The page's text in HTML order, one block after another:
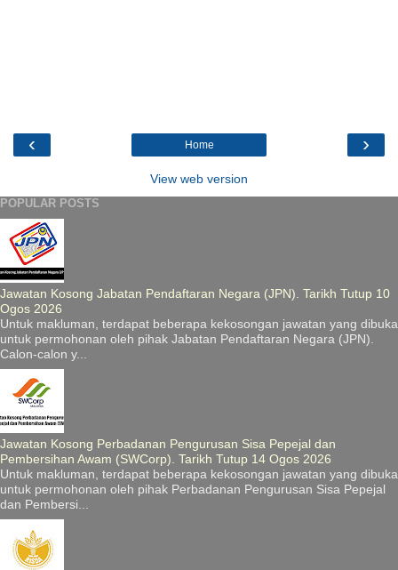
‹ ›
Home
View web version
POPULAR POSTS
Jawatan Kosong Jabatan Pendaftaran Negara (JPN). Tarikh Tutup 10
Ogos 2026
Untuk makluman, terdapat beberapa kekosongan jawatan yang dibuka
untuk permohonan oleh pihak Jabatan Pendaftaran Negara (JPN).
Calon-calon y...
Jawatan Kosong Perbadanan Pengurusan Sisa Pepejal dan
Pembersihan Awam (SWCorp). Tarikh Tutup 14 Ogos 2026
Untuk makluman, terdapat beberapa kekosongan jawatan yang dibuka
untuk permohonan oleh pihak Perbadanan Pengurusan Sisa Pepejal
dan Pembersi...